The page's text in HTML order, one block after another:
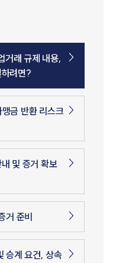
거래 규제 내용,
려면?
금 반환 리스크
및 증거 확보
거 준비
승계 요건, 상속